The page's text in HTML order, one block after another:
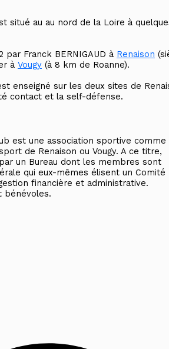
situé au au nord de la Loire à
Franck BERNIGAUD à Renaison
à Vougy (à 8 km de Roanne).
enseigné sur les deux sites de
contact et la self-défense.
est une association sportive comme
de Renaison ou Vougy. A ce titre,
un Bureau dont les membres sont
qui eux-mêmes élisent un Comité
financière et administrative.
bénévoles.